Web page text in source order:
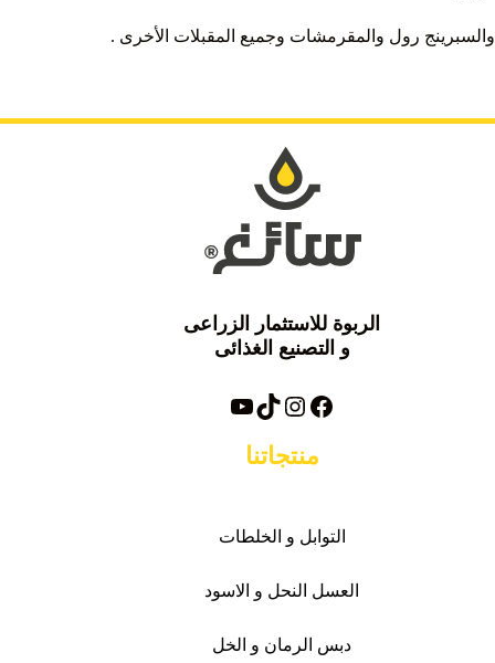
والسبرينج رول والمقرمشات وجميع المقبلات الأخرى .
الربوة للاستثمار الزراعى
و التصنيع الغذائى
فيسبوك
انستغرام
تيك توكيوتيوب
منتجاتنا
التوابل و الخلطات
العسل النحل و الاسود
دبس الرمان و الخل